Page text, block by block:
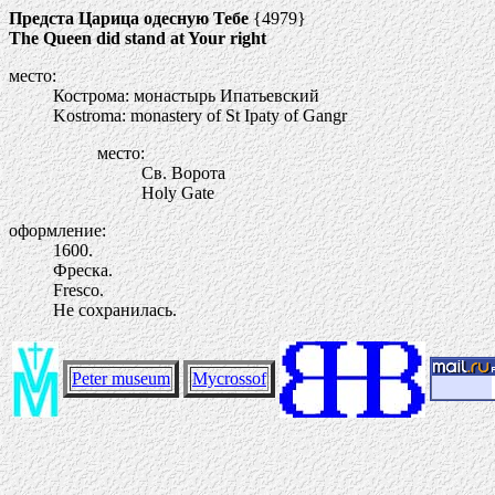
Предста Царица одесную Тебе{4979}
The Queen did stand at Your right
место:
Кострома: монастырь Ипатьевский
Kostroma: monastery of St Ipaty of Gangr
место:
Св. Ворота
Holy Gate
оформление:
1600.
Фреска.
Fresco.
Не сохранилась.
Peter museum Mycrossof